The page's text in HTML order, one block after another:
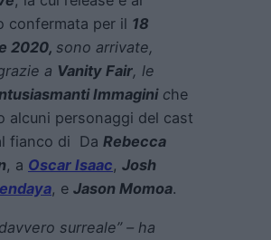
confermata per il 18
2020, sono arrivate,
a Vanity Fair, le
Immaginiche
alcuni personaggi del cast
fianco di Da Rebecca
, a Oscar Isaac, Josh
, e Jason Momoa.
surreale” – ha